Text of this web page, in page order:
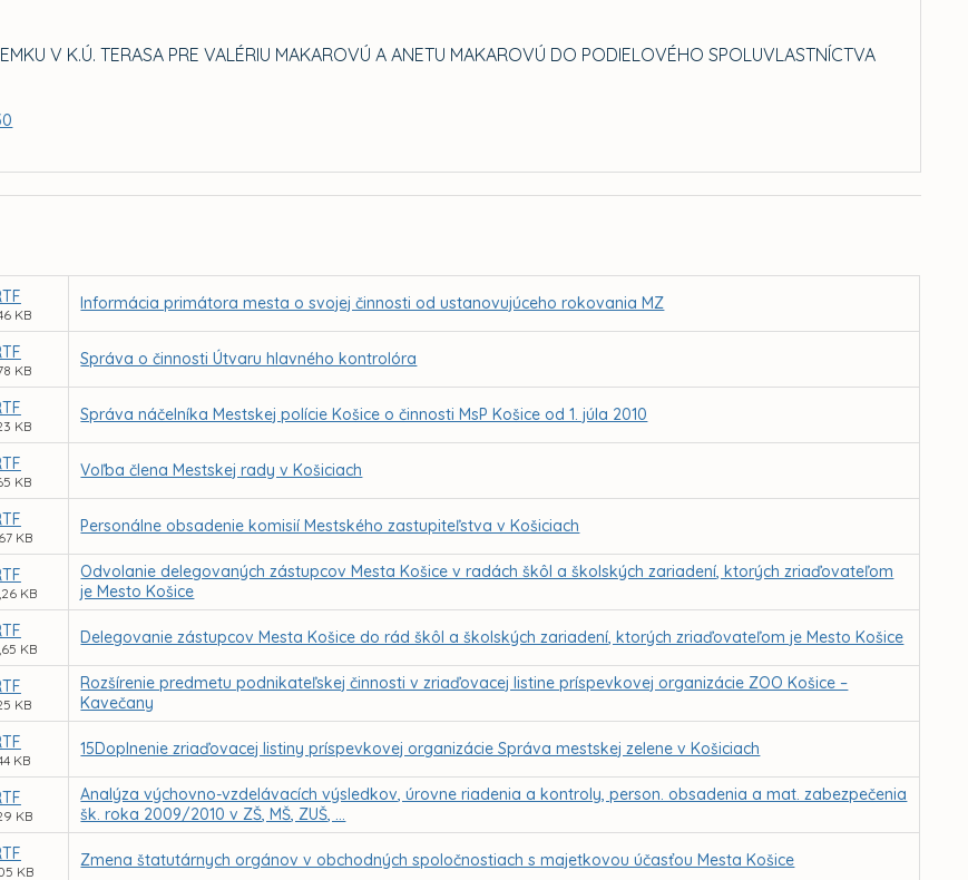
V K.Ú. TERASA PRE VALÉRIU MAKAROVÚ A ANETU MAKAROVÚ DO PODIELOVÉHO SPOLUVLASTNÍCTVA
KB
Informácia primátora mesta o svojej činnosti od ustanovujúceho rokovania MZ
KB
Správa o činnosti Útvaru hlavného kontrolóra
KB
Správa náčelníka Mestskej polície Košice o činnosti MsP Košice od 1. júla 2010
KB
Voľba člena Mestskej rady v Košiciach
KB
Personálne obsadenie komisií Mestského zastupiteľstva v Košiciach
KB
Odvolanie delegovaných zástupcov Mesta Košice v radách škôl a školských zariadení, ktorých zriaďovateľom
je Mesto Košice
KB
Delegovanie zástupcov Mesta Košice do rád škôl a školských zariadení, ktorých zriaďovateľom je Mesto Košice
KB
Rozšírenie predmetu podnikateľskej činnosti v zriaďovacej listine príspevkovej organizácie ZOO Košice –
Kavečany
KB
15Doplnenie zriaďovacej listiny príspevkovej organizácie Správa mestskej zelene v Košiciach
KB
Analýza výchovno-vzdelávacích výsledkov, úrovne riadenia a kontroly, person. obsadenia a mat. zabezpečenia
šk. roka 2009/2010 v ZŠ, MŠ, ZUŠ, ...
KB
Zmena štatutárnych orgánov v obchodných spoločnostiach s majetkovou účasťou Mesta Košice